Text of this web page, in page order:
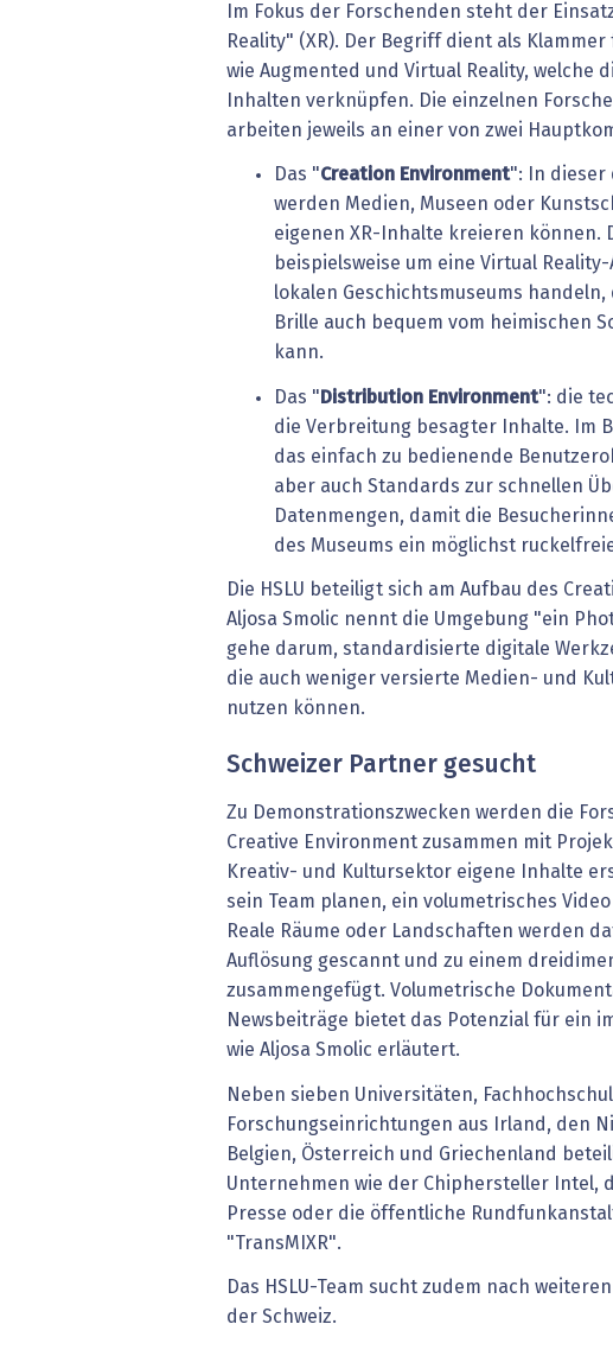
Im Fokus der Forschenden steht der
Reality" (XR). Der Begriff dient als
wie Augmented und Virtual Reality, welche
Inhalten verknüpfen. Die einzelnen
arbeiten jeweils an einer von zwei
Das "Creation Environment": In dieser
werden Medien, Museen oder
eigenen XR-Inhalte kreieren können.
beispielsweise um eine Virtual
lokalen Geschichtsmuseums handeln,
Brille auch bequem vom heimischen
kann.
Das " Distribution Environment": die
die Verbreitung besagter Inhalte. Im
das einfach zu bedienende
aber auch Standards zur schnellen
Datenmengen, damit die
des Museums ein möglichst
Die HSLU beteiligt sich am Aufbau des
Aljosa Smolic nennt die Umgebung "ein
gehe darum, standardisierte digitale
die auch weniger versierte Medien- und
nutzen können.
Schweizer Partner gesucht
Zu Demonstrationszwecken werden die
Creative Environment zusammen mit
Kreativ- und Kultursektor eigene Inhalte
sein Team planen, ein volumetrisches
Reale Räume oder Landschaften werden
Auflösung gescannt und zu einem
zusammengefügt. Volumetrische
Newsbeiträge bietet das Potenzial für ein
wie Aljosa Smolic erläutert.
Neben sieben Universitäten,
Forschungseinrichtungen aus Irland, den
Belgien, Österreich und Griechenland
Unternehmen wie der Chiphersteller Intel,
Presse oder die öffentliche
"TransMIXR".
Das HSLU-Team sucht zudem nach
der Schweiz.